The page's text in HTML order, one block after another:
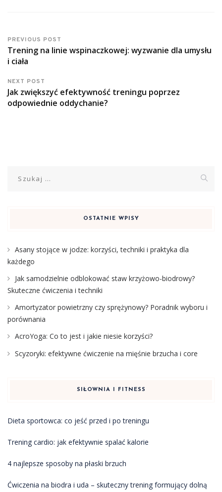
PREVIOUS POST
Trening na linie wspinaczkowej: wyzwanie dla umysłu
i ciała
NEXT POST
Jak zwiększyć efektywność treningu poprzez
odpowiednie oddychanie?
OSTATNIE WPISY
Asany stojące w jodze: korzyści, techniki i praktyka dla
każdego
Jak samodzielnie odblokować staw krzyżowo-biodrowy?
Skuteczne ćwiczenia i techniki
Amortyzator powietrzny czy sprężynowy? Poradnik wyboru i
porównania
AcroYoga: Co to jest i jakie niesie korzyści?
Scyzoryki: efektywne ćwiczenie na mięśnie brzucha i core
SIŁOWNIA I FITNESS
Dieta sportowca: co jeść przed i po treningu
Trening cardio: jak efektywnie spalać kalorie
4 najlepsze sposoby na płaski brzuch
Ćwiczenia na biodra i uda – skuteczny trening formujący dolną